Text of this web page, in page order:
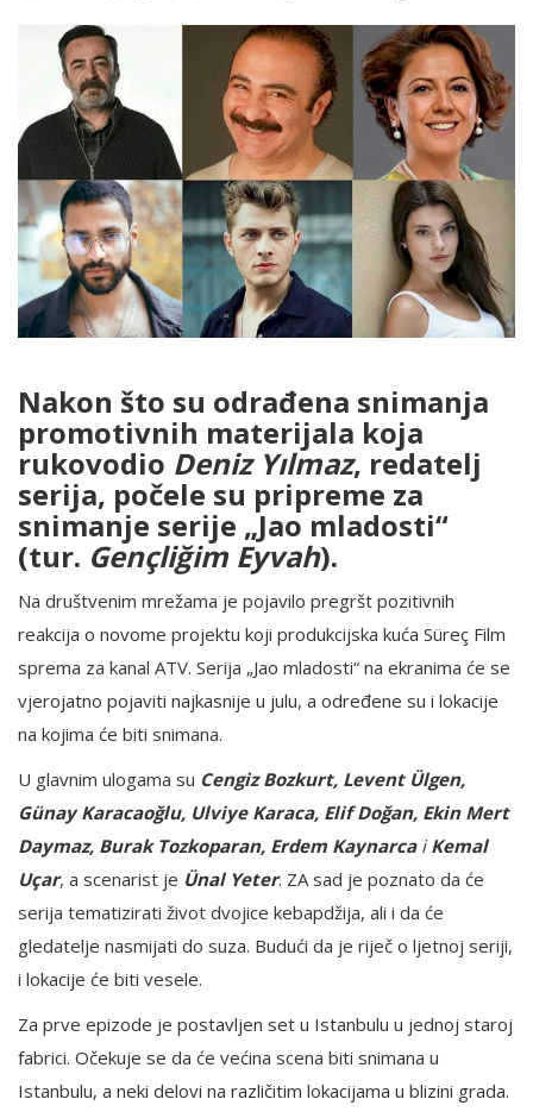
Nakon što su odrađena snimanja
promotivnih materijala koja
rukovodio Deniz Yılmaz, redatelj
serija, počele su pripreme za
snimanje serije „Jao mladosti“
(tur. Gençliğim Eyvah).
Na društvenim mrežama je pojavilo pregršt pozitivnih
reakcija o novome projektu koji produkcijska kuća Süreç Film
sprema za kanal ATV. Serija „Jao mladosti“ na ekranima će se
vjerojatno pojaviti najkasnije u julu, a određene su i lokacije
na kojima će biti snimana.
U glavnim ulogama su Cengiz Bozkurt, Levent Ülgen,
Günay Karacaoğlu, Ulviye Karaca, Elif Doğan, Ekin Mert
Daymaz, Burak Tozkoparan, Erdem KaynarcaiKemal
Uçar, a scenarist je Ünal Yeter. ZA sad je poznato da će
serija tematizirati život dvojice kebapdžija, ali i da će
gledatelje nasmijati do suza. Budući da je riječ o ljetnoj seriji,
i lokacije će biti vesele.
Za prve epizode je postavljen set u Istanbulu u jednoj staroj
fabrici. Očekuje se da će većina scena biti snimana u
Istanbulu, a neki delovi na različitim lokacijama u blizini grada.